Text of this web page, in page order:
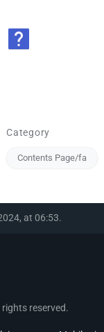
Category
Contents Page/fa
at 06:53.
reserved.